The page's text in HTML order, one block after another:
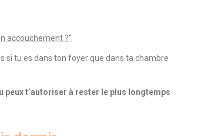
accouchement ?”
si tu es dans ton foyer que dans ta chambre
peux t’autoriser à rester le plus longtemps